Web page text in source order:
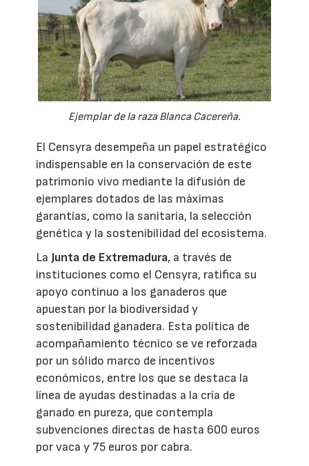
Ejemplar de la raza Blanca Cacereña.
El Censyra desempeña un papel estratégico
indispensable en la conservación de este
patrimonio vivo mediante la difusión de
ejemplares dotados de las máximas
garantías, como la sanitaria, la selección
genética y la sostenibilidad del ecosistema.
La Junta de Extremadura, a través de
instituciones como el Censyra, ratifica su
apoyo continuo a los ganaderos que
apuestan por la biodiversidad y
sostenibilidad ganadera. Esta política de
acompañamiento técnico se ve reforzada
por un sólido marco de incentivos
económicos, entre los que se destaca la
línea de ayudas destinadas a la cría de
ganado en pureza, que contempla
subvenciones directas de hasta 600 euros
por vaca y 75 euros por cabra.